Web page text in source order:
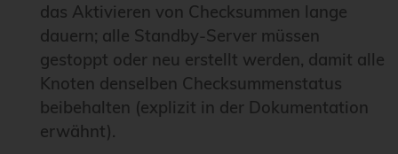
das Aktivieren von Checksummen lange
dauern; alle Standby-Server müssen
gestoppt oder neu erstellt werden, damit alle
Knoten denselben Checksummenstatus
beibehalten (explizit in der Dokumentation
erwähnt).